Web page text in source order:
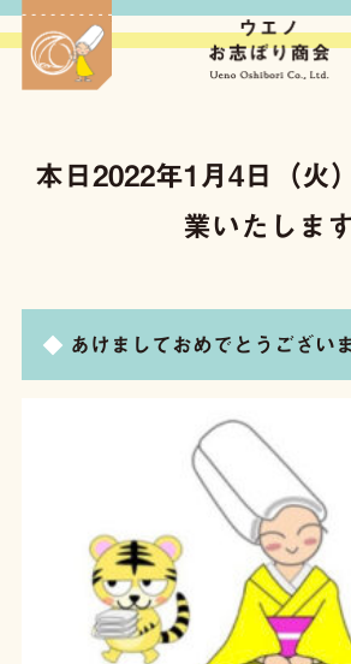
ウエノお志ぼり商会
本日2022年1月4日（火
業いたします
あけましておめでとうござい